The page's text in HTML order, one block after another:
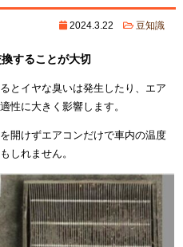
2024.3.22 豆知識
することが大切
とイヤな臭いは発生したり、エア
性に大きく影響します。
開けずエアコンだけで車内の温度
しれません。